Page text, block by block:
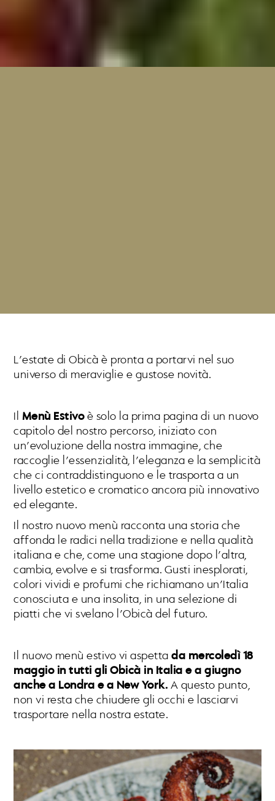
L’estate di Obicà è pronta a portarvi nel suo
universo di meraviglie e gustose novità.
Il Menù Estivoè solo la prima pagina di un nuovo
capitolo del nostro percorso, iniziato con
un’evoluzione della nostra immagine, che
raccoglie l’essenzialità, l’eleganza e la semplicità
che ci contraddistinguono e le trasporta a un
livello estetico e cromatico ancora più innovativo
ed elegante.
Il nostro nuovo menù racconta una storia che
affonda le radici nella tradizione e nella qualità
italiana e che, come una stagione dopo l’altra,
cambia, evolve e si trasforma. Gusti inesplorati,
colori vividi e profumi che richiamano un’Italia
conosciuta e una insolita, in una selezione di
piatti che vi svelano l’Obicà del futuro.
Il nuovo menù estivo vi aspettada mercoledì 18
maggio in tutti gli Obicà in Italia e a giugno
anche a Londra e a New York. A questo punto,
non vi resta che chiudere gli occhi e lasciarvi
trasportare nella nostra estate.